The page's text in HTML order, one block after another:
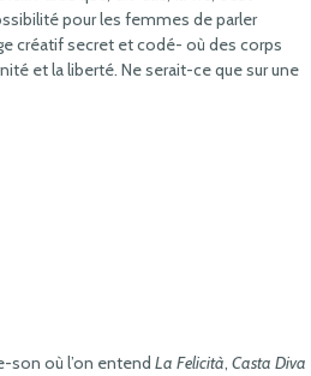
pour les femmes de parler
créatif secret et codé- où des corps
et la liberté. Ne serait-ce que sur une
son où l’on entend La Felicità, Casta Diva